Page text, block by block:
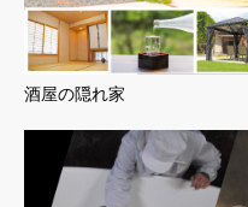
酒屋の隠れ家